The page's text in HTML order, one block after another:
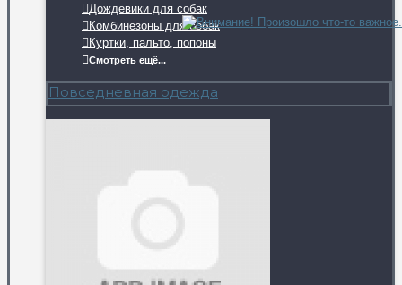
Дождевики для собак
Комбинезоны для собак
Куртки, пальто, попоны
Смотреть ещё...
Повседневная одежда